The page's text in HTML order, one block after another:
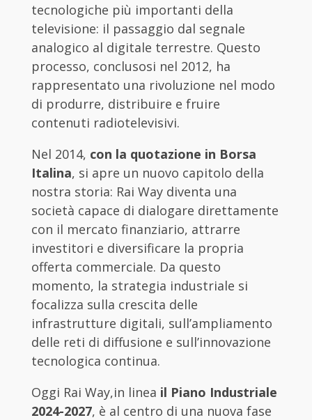
tecnologiche più importanti della
televisione: il passaggio dal segnale
analogico al digitale terrestre. Questo
processo, conclusosi nel 2012, ha
rappresentato una rivoluzione nel modo
di produrre, distribuire e fruire
contenuti radiotelevisivi.
Nel 2014, con la quotazione in Borsa
Italina, si apre un nuovo capitolo della
nostra storia: Rai Way diventa una
società capace di dialogare direttamente
con il mercato finanziario, attrarre
investitori e diversificare la propria
offerta commerciale. Da questo
momento, la strategia industriale si
focalizza sulla crescita delle
infrastrutture digitali, sull’ampliamento
delle reti di diffusione e sull’innovazione
tecnologica continua.
Oggi Rai Way,in linea il Piano Industriale
2024-2027, è al centro di una nuova fase